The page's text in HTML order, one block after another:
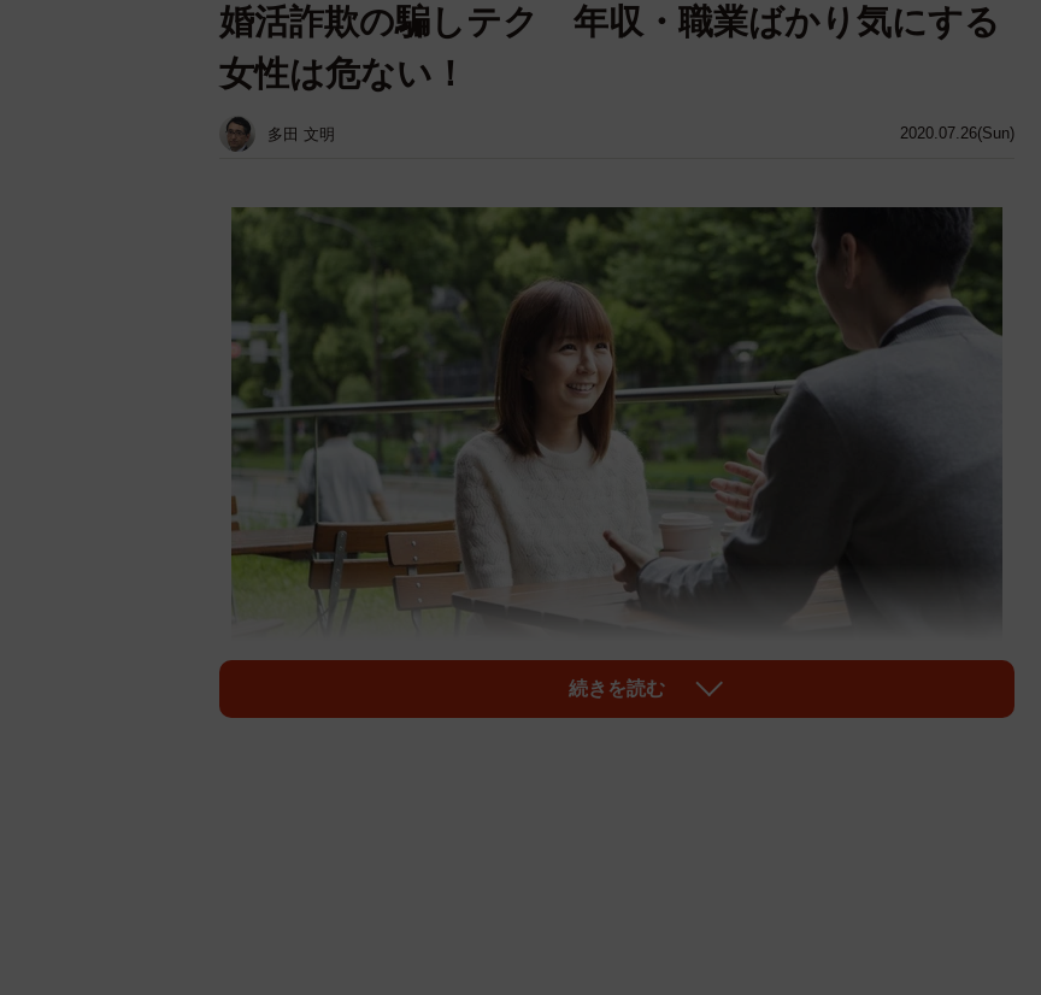
2020.07.26(Sun)
婚活詐欺の騙しテク 年収・職業ばかり気にする
女性は危ない！
多田 文明
続きを読む